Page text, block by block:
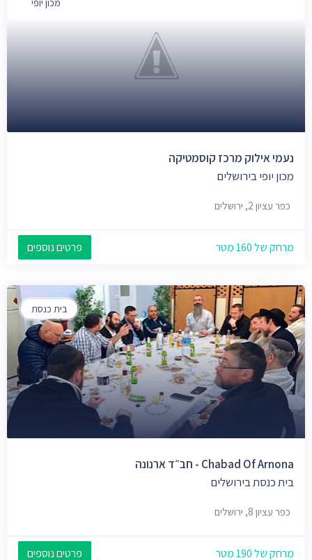
מכון יופי
נעמי אילוק מרכז קוסמטיקה
מכון יופי בירושלים
כפר עציון 2, ירושלים
מרחק של 160 מטר פרטים נוספים
בית כנסת
Chabad Of Arnona - חב״ד ארנונה
בית כנסת בירושלים
כפר עציון 8, ירושלים
מרחק של 190 מטר פרטים נוספים